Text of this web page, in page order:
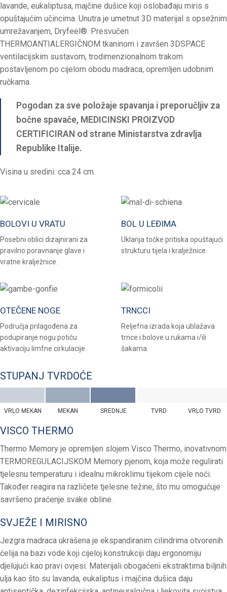
lavande, eukaliptusa, majčine dušice koji oslobađaju miris s
opuštajućim učincima. Unutra je umetnut 3D materijal s opsežnim
umrežavanjem, Dryfeel®. Presvučen
THERMOANTIALERGIČNOM tkaninom i završen 3DSPACE
ventilacijskim sustavom, trodimenzionalnom trakom
postavljenom po cijelom obodu madraca, opremljen udobnim
ručkama.
Pogodan za sve položaje spavanja i preporučljiv za
bočne spavače, MEDICINSKI PROIZVOD
CERTIFICIRAN od strane Ministarstva zdravlja
Republike Italije.
Visina u sredini: cca 24 cm.
BOLOVI U VRATU
Posebni oblici dizajnirani za
pravilno poravnanje glave i
vratne kralježnice.
BOL U LEĐIMA
Uklanja točke pritiska opuštajući
strukturu tijela i kralježnice.
OTEČENE NOGE
Područja prilagođena za
podupiranje nogu potiču
aktivaciju limfne cirkulacije.
TRNCCI
Reljefna izrada koja ublažava
trnce i bolove u rukama i/ili
šakama.
STUPANJ TVRDOĆE
VRLO MEKAN MEKAN SREDNJE TVRD VRLO TVRD
VISCO THERMO
Thermo Memory je opremljen slojem Visco Thermo, inovativnom
TERMOREGULACIJSKOM Memory pjenom, koja može regulirati
tjelesnu temperaturu i idealnu mikroklimu tijekom cijele noći.
Također reagira na različete tjelesne težine, što mu omogućuje
savršeno praćenje svake obline.
SVJEŽE I MIRISNO
Jezgra madraca ukrašena je ekspandiranim cilindrima otvorenih
ćelija na bazi vode koji cijeloj konstrukciji daju ergonomiju
djelujući kao pravi ovjesi. Materijali obogaćeni ekstraktima biljnih
ulja kao što su lavanda, eukaliptus i majčina dušica daju